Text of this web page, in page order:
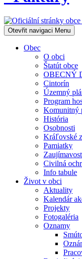
Otevřit navigaci Menu
Obec
O obci
Štatút obce
OBECNÝ
Cintorín
Územný
Program
Komunitný
História
Osobnosti
Kráľovské
Pamiatky
Civilná
Info tabule
Život v obci
Aktuality
Kalendár
Projekty
Fotogaléria
Oznamy